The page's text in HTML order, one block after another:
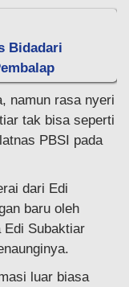
Bidadari
namun rasa nyeri
tak bisa seperti
PBSI pada
dari Edi
baru oleh
Edi Subaktiar
luar biasa